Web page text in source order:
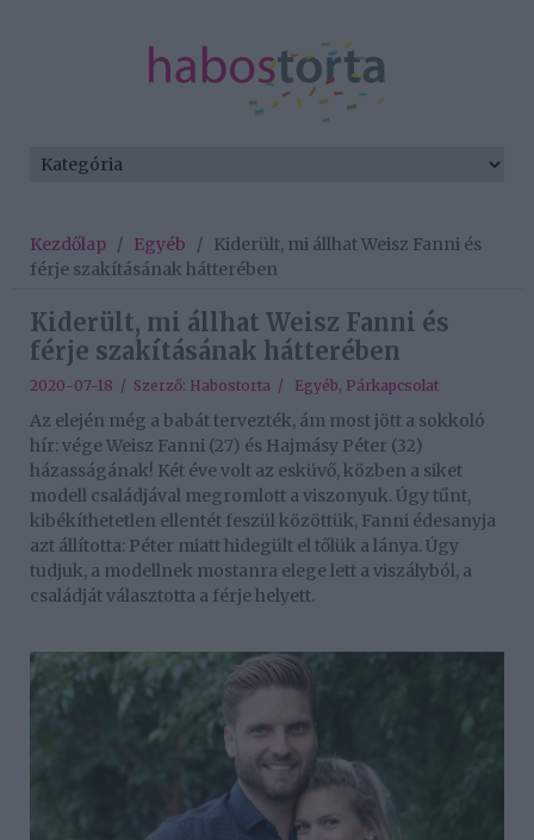
Kezdőlap / Egyéb / Kiderült, mi állhat Weisz Fanni és
férje szakításának hátterében
Kiderült, mi állhat Weisz Fanni és
férje szakításának hátterében
2020-07-18 / Szerző: Habostorta / Egyéb, Párkapcsolat
Az elején még a babát tervezték, ám most jött a sokkoló
hír: vége Weisz Fanni (27) és Hajmásy Péter (32)
házasságának! Két éve volt az esküvő, közben a siket
modell családjával megromlott a viszonyuk. Úgy tűnt,
kibékíthetetlen ellentét feszül közöttük, Fanni édesanyja
azt állította: Péter miatt hidegült el tőlük a lánya. Úgy
tudjuk, a modellnek mostanra elege lett a viszályból, a
családját választotta a férje helyett.